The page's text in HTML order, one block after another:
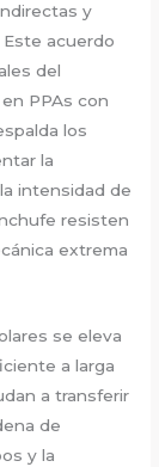
y
acuerdo
del
PPAs con
los
la
intensidad de
resisten
extrema
se eleva
a larga
a transferir
de
y la